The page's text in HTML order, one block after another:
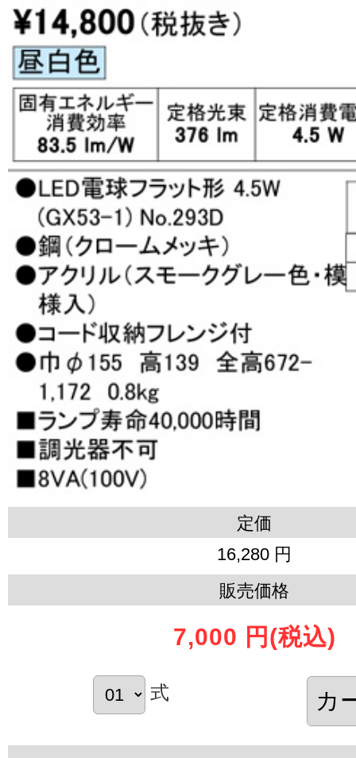
定価
16,280 円
販売価格
7,000 円 (税込)
式